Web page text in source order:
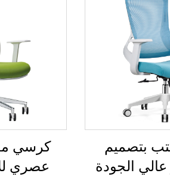
بتصميم
الجودة
كرسي
عصري